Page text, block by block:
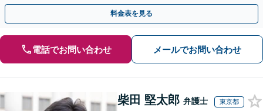
問契約／企業法務】
料金表を見る
電話でお問い合わせ メールでお問い合わせ
柴田 堅太郎 弁護士 東京都